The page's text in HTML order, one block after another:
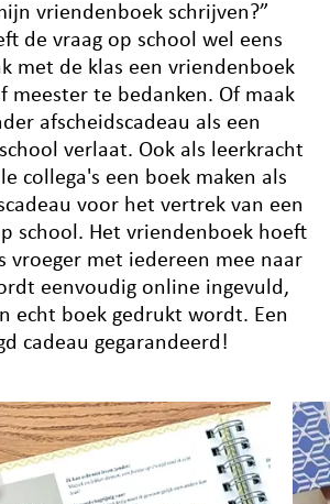
vriendenboek schrijven?”
de vraag op school wel eens
met de klas een vriendenboek
meester te bedanken. Of maak
afscheidscadeau als een
verlaat. Ook als leerkracht
collega's een boek maken als
voor het vertrek van een
school. Het vriendenboek hoeft
vroeger met iedereen mee naar
eenvoudig online ingevuld,
echt boek gedrukt wordt. Een
cadeau gegarandeerd!